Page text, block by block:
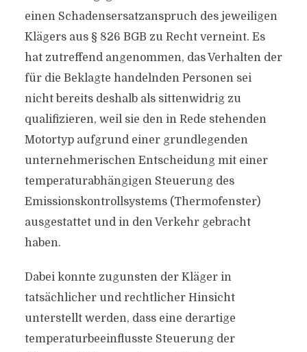
einen Schadensersatzanspruch des jeweiligen
Klägers aus § 826 BGB zu Recht verneint. Es
hat zutreffend angenommen, das Verhalten der
für die Beklagte handelnden Personen sei
nicht bereits deshalb als sittenwidrig zu
qualifizieren, weil sie den in Rede stehenden
Motortyp aufgrund einer grundlegenden
unternehmerischen Entscheidung mit einer
temperaturabhängigen Steuerung des
Emissionskontrollsystems (Thermofenster)
ausgestattet und in den Verkehr gebracht
haben.
Dabei konnte zugunsten der Kläger in
tatsächlicher und rechtlicher Hinsicht
unterstellt werden, dass eine derartige
temperaturbeeinflusste Steuerung der